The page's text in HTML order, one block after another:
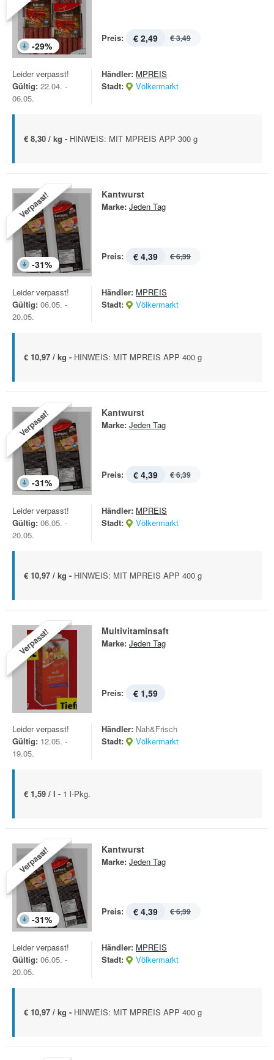
-29%
Preis: € 2,49 € 3,49
Leider verpasst!
Gültig: 22.04. -
06.05.
Händler: MPREIS
Stadt:
Völkermarkt
€ 8,30 / kg - HINWEIS: MIT MPREIS APP 300 g
Verpasst!
-31%
Kantwurst
Marke: Jeden Tag
Preis: € 4,39 € 6,39
Leider verpasst!
Gültig: 06.05. -
20.05.
Händler: MPREIS
Stadt:
Völkermarkt
€ 10,97 / kg - HINWEIS: MIT MPREIS APP 400 g
Verpasst!
-31%
Kantwurst
Marke: Jeden Tag
Preis: € 4,39 € 6,39
Leider verpasst!
Gültig: 06.05. -
20.05.
Händler: MPREIS
Stadt:
Völkermarkt
€ 10,97 / kg - HINWEIS: MIT MPREIS APP 400 g
Verpasst! Multivitaminsaft
Marke: Jeden Tag
Preis: € 1,59
Leider verpasst!
Gültig: 12.05. -
19.05.
Händler: Nah&Frisch
Stadt:
Völkermarkt
€ 1,59 / l - 1 l-Pkg.
Verpasst!
-31%
Kantwurst
Marke: Jeden Tag
Preis: € 4,39 € 6,39
Leider verpasst!
Gültig: 06.05. -
20.05.
Händler: MPREIS
Stadt:
Völkermarkt
€ 10,97 / kg - HINWEIS: MIT MPREIS APP 400 g